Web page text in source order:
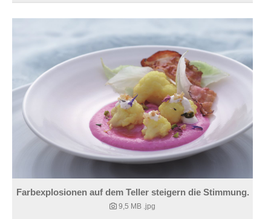
Farbexplosionen auf dem Teller steigern die Stimmung.
9,5 MB .jpg